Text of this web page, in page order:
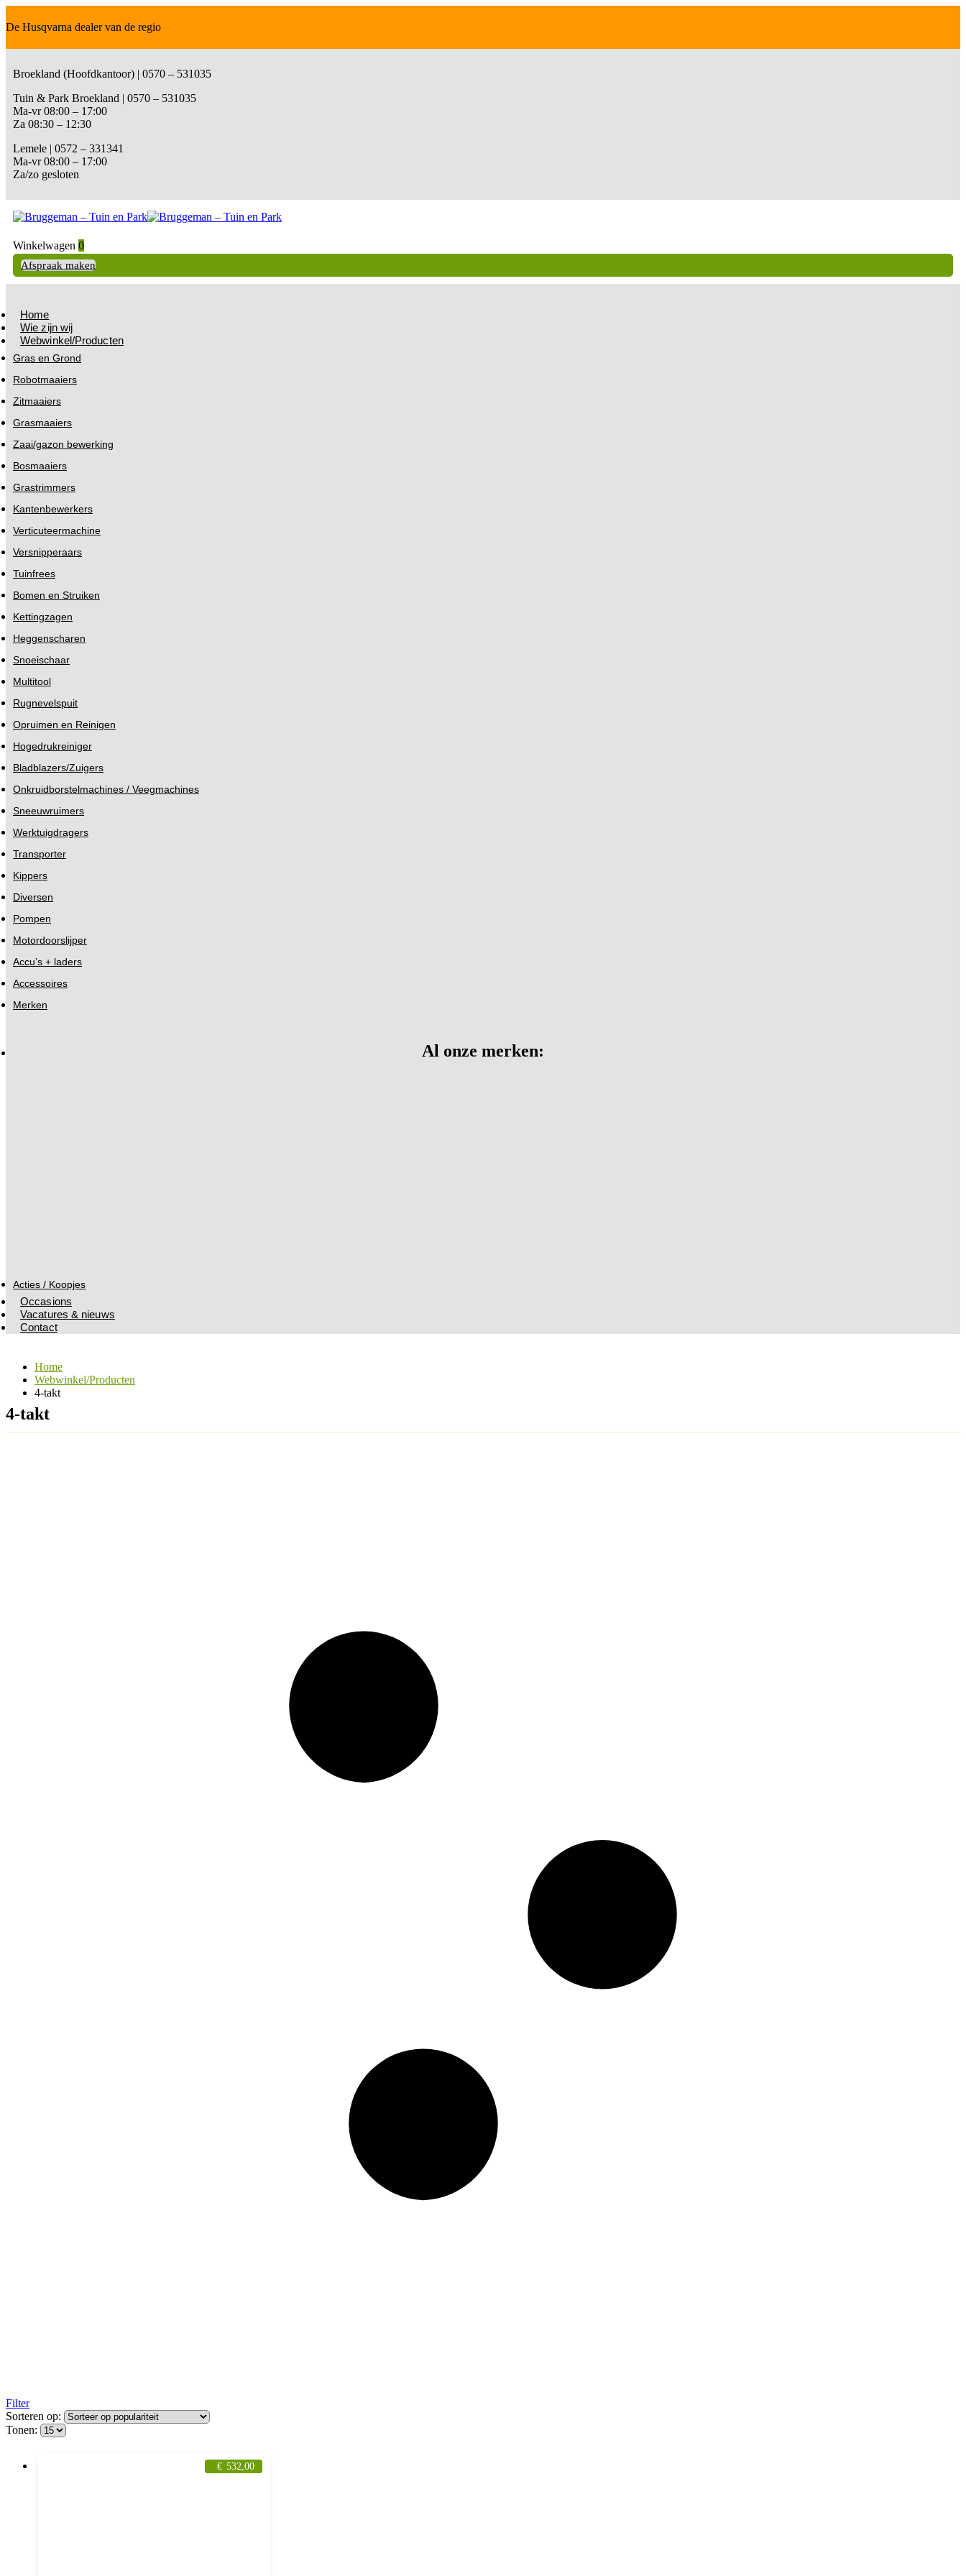
De Husqvarna dealer van de regio
Broekland (Hoofdkantoor) | 0570 – 531035
Tuin & Park Broekland | 0570 – 531035
Ma-vr 08:00 – 17:00
Za 08:30 – 12:30
Lemele | 0572 – 331341
Ma-vr 08:00 – 17:00
Za/zo gesloten
Winkelwagen 0
Afspraak maken
Home
Wie zijn wij
Webwinkel/Producten
Gras en Grond
Robotmaaiers
Zitmaaiers
Grasmaaiers
Zaai/gazon bewerking
Bosmaaiers
Grastrimmers
Kantenbewerkers
Verticuteermachine
Versnipperaars
Tuinfrees
Bomen en Struiken
Kettingzagen
Heggenscharen
Snoeischaar
Multitool
Rugnevelspuit
Opruimen en Reinigen
Hogedrukreiniger
Bladblazers/Zuigers
Onkruidborstelmachines / Veegmachines
Sneeuwruimers
Werktuigdragers
Transporter
Kippers
Diversen
Pompen
Motordoorslijper
Accu’s + laders
Accessoires
Merken
Al onze merken:
Acties / Koopjes
Occasions
Vacatures & nieuws
Contact
Home
Webwinkel/Producten
4-takt
4-takt
Filter
Sorteren op:
Tonen:
€ 532,00